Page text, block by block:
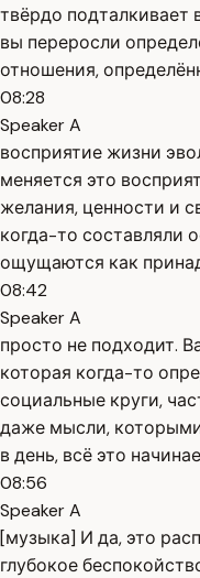
твёрдо подталкивает
вы переросли
отношения,
08:28
Speaker A
восприятие жизни
меняется это
желания, ценности и
когда-то составляли
ощущаются как
08:42
Speaker A
просто не подходит.
которая когда-то
социальные круги,
даже мысли,
в день, всё это
08:56
Speaker A
[музыка] И да, это
глубокое